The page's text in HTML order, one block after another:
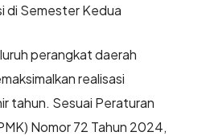
di Semester Kedua
perangkat daerah
realisasi
tahun. Sesuai Peraturan
Nomor 72 Tahun 2024,